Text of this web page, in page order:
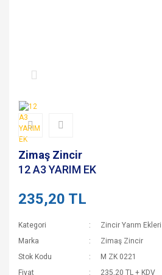
Zimaş Zincir
12 A3 YARIM EK
235,20 TL
Kategori
Zincir Yarım Ekleri
Marka
Zimaş Zincir
Stok Kodu
M ZK 0221
Fiyat
235,20 TL + KDV